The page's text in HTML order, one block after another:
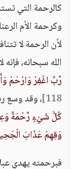
كالرحمة التي
وكرحمة الأم
لأن الرحمة لا
الله سبحانه،
رَّبِّ اغْفِرْ وَارْحَمْ
118] ، وقد وسع
كُلَّ شَيْءٍ رَّحْمَةً
وَقِهِمْ عَذَابَ
فبرحمته يهدي